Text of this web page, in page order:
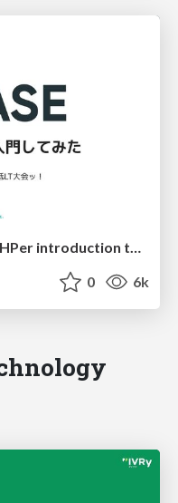
PHPerがGoに入門してみた/PHPer introduction to Go.
0 6k